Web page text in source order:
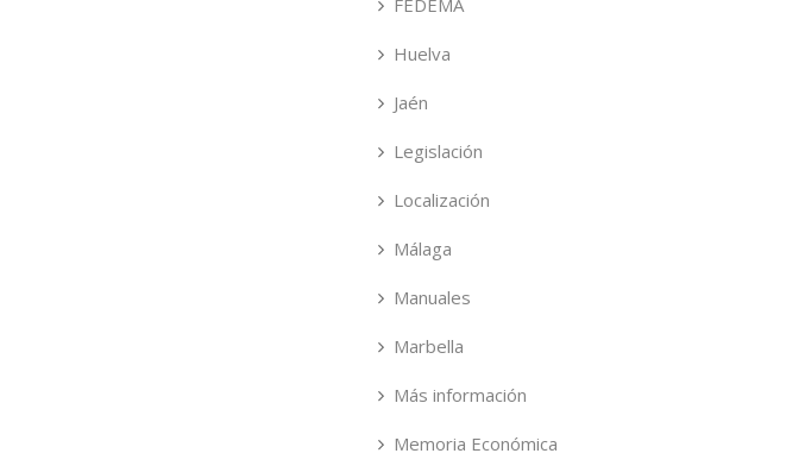
FEDEMA
Huelva
Jaén
Legislación
Localización
Málaga
Manuales
Marbella
Más información
Memoria Económica